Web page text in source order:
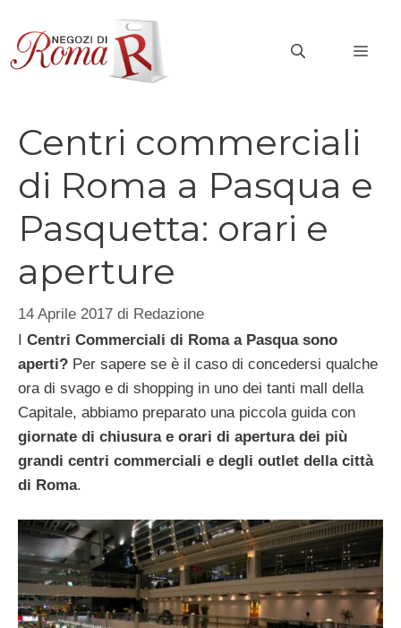
contenuto
Centri commerciali
di Roma a Pasqua e
Pasquetta: orari e
aperture
14 Aprile 2017 di Redazione
I Centri Commerciali di Roma a Pasqua sono
aperti? Per sapere se è il caso di concedersi qualche
ora di svago e di shopping in uno dei tanti mall della
Capitale, abbiamo preparato una piccola guida con
giornate di chiusura e orari di apertura dei più
grandi centri commerciali e degli outlet della città
di Roma.